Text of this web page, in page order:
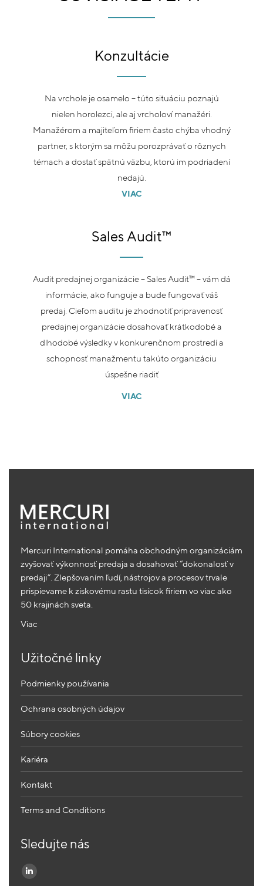
Konzultácie
Na vrchole je osamelo – túto situáciu poznajú
nielen horolezci, ale aj vrcholoví manažéri.
Manažérom a majiteľom firiem často chýba vhodný
partner, s ktorým sa môžu porozprávať o rôznych
témach a dostať spätnú väzbu, ktorú im podriadení
nedajú.
VIAC
Sales Audit™
Audit predajnej organizácie – Sales Audit™ – vám dá
informácie, ako funguje a bude fungovať váš
predaj. Cieľom auditu je zhodnotiť pripravenosť
predajnej organizácie dosahovať krátkodobé a
dlhodobé výsledky v konkurenčnom prostredí a
schopnosť manažmentu takúto organizáciu
úspešne riadiť
VIAC
Mercuri International pomáha obchodným organizáciám
zvyšovať výkonnosť predaja a dosahovať “dokonalosť v
predaji”. Zlepšovaním ľudí, nástrojov a procesov trvale
prispievame k ziskovému rastu tisícok firiem vo viac ako
50 krajinách sveta.
Viac
Užitočné linky
Podmienky používania
Ochrana osobných údajov
Súbory cookies
Kariéra
Kontakt
Terms and Conditions
Sledujte nás
Find us on: